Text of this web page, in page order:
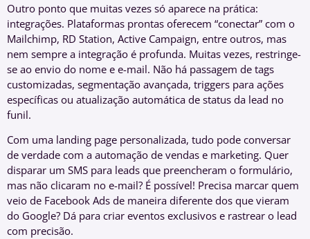
Outro ponto que muitas vezes só aparece na prática:
integrações. Plataformas prontas oferecem “conectar” com o
Mailchimp, RD Station, Active Campaign, entre outros, mas
nem sempre a integração é profunda. Muitas vezes, restringe-
se ao envio do nome e e-mail. Não há passagem de tags
customizadas, segmentação avançada, triggers para ações
específicas ou atualização automática de status da lead no
funil.
Com uma landing page personalizada, tudo pode conversar
de verdade com a automação de vendas e marketing. Quer
disparar um SMS para leads que preencheram o formulário,
mas não clicaram no e-mail? É possível! Precisa marcar quem
veio de Facebook Ads de maneira diferente dos que vieram
do Google? Dá para criar eventos exclusivos e rastrear o lead
com precisão.